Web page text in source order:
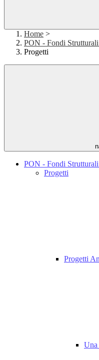
Home >
PON - Fondi
Progetti
PON - Fondi
Progetti
Progetti
Una